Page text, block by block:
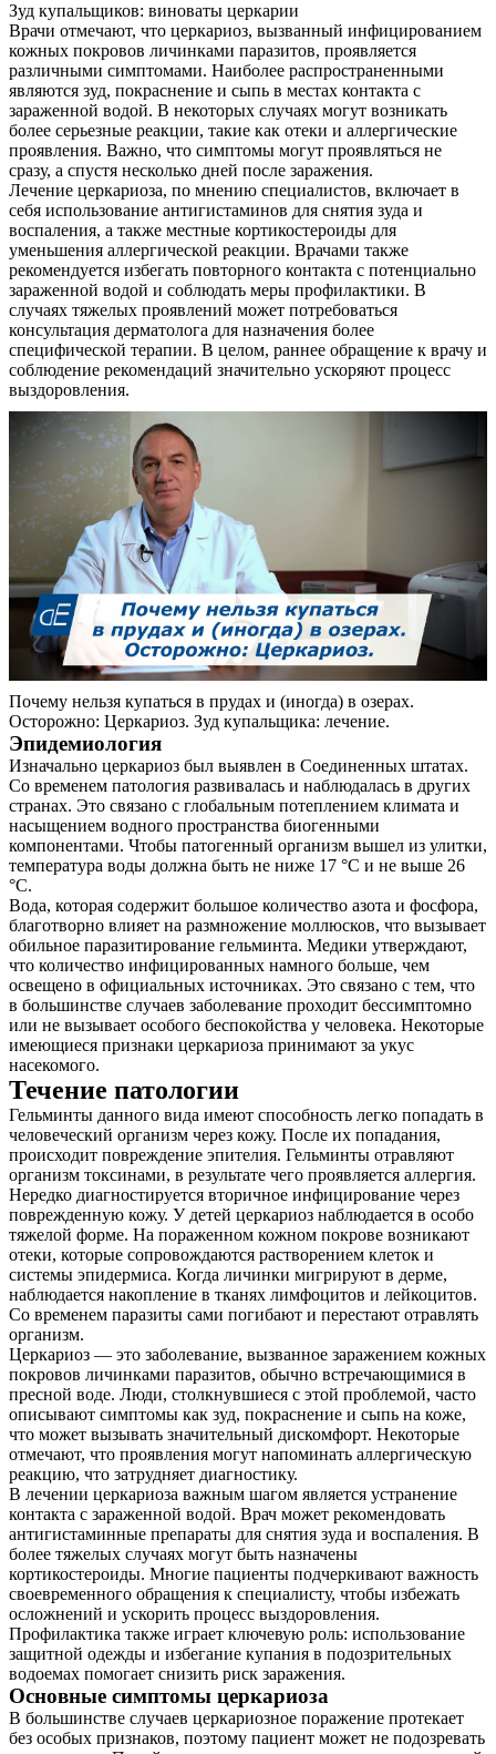
О нас
Услуги
Акции
Отзывы
Статьи
Контакты
Зуд купальщиков: виноваты церкарии
Врачи отмечают, что церкариоз, вызванный инфицированием
кожных покровов личинками паразитов, проявляется
различными симптомами. Наиболее распространенными
являются зуд, покраснение и сыпь в местах контакта с
зараженной водой. В некоторых случаях могут возникать
более серьезные реакции, такие как отеки и аллергические
проявления. Важно, что симптомы могут проявляться не
сразу, а спустя несколько дней после заражения.
Лечение церкариоза, по мнению специалистов, включает в
себя использование антигистаминов для снятия зуда и
воспаления, а также местные кортикостероиды для
уменьшения аллергической реакции. Врачами также
рекомендуется избегать повторного контакта с потенциально
зараженной водой и соблюдать меры профилактики. В
случаях тяжелых проявлений может потребоваться
консультация дерматолога для назначения более
специфической терапии. В целом, раннее обращение к врачу и
соблюдение рекомендаций значительно ускоряют процесс
выздоровления.
Почему нельзя купаться в прудах и (иногда) в озерах.
Осторожно: Церкариоз. Зуд купальщика: лечение.
Эпидемиология
Изначально церкариоз был выявлен в Соединенных штатах.
Со временем патология развивалась и наблюдалась в других
странах. Это связано с глобальным потеплением климата и
насыщением водного пространства биогенными
компонентами. Чтобы патогенный организм вышел из улитки,
температура воды должна быть не ниже 17 °C и не выше 26
°C.
Вода, которая содержит большое количество азота и фосфора,
благотворно влияет на размножение моллюсков, что вызывает
обильное паразитирование гельминта. Медики утверждают,
что количество инфицированных намного больше, чем
освещено в официальных источниках. Это связано с тем, что
в большинстве случаев заболевание проходит бессимптомно
или не вызывает особого беспокойства у человека. Некоторые
имеющиеся признаки церкариоза принимают за укус
насекомого.
Течение патологии
Гельминты данного вида имеют способность легко попадать в
человеческий организм через кожу. После их попадания,
происходит повреждение эпителия. Гельминты отравляют
организм токсинами, в результате чего проявляется аллергия.
Нередко диагностируется вторичное инфицирование через
поврежденную кожу. У детей церкариоз наблюдается в особо
тяжелой форме. На пораженном кожном покрове возникают
отеки, которые сопровождаются растворением клеток и
системы эпидермиса. Когда личинки мигрируют в дерме,
наблюдается накопление в тканях лимфоцитов и лейкоцитов.
Со временем паразиты сами погибают и перестают отравлять
организм.
Церкариоз — это заболевание, вызванное заражением кожных
покровов личинками паразитов, обычно встречающимися в
пресной воде. Люди, столкнувшиеся с этой проблемой, часто
описывают симптомы как зуд, покраснение и сыпь на коже,
что может вызывать значительный дискомфорт. Некоторые
отмечают, что проявления могут напоминать аллергическую
реакцию, что затрудняет диагностику.
В лечении церкариоза важным шагом является устранение
контакта с зараженной водой. Врач может рекомендовать
антигистаминные препараты для снятия зуда и воспаления. В
более тяжелых случаях могут быть назначены
кортикостероиды. Многие пациенты подчеркивают важность
своевременного обращения к специалисту, чтобы избежать
осложнений и ускорить процесс выздоровления.
Профилактика также играет ключевую роль: использование
защитной одежды и избегание купания в подозрительных
водоемах помогает снизить риск заражения.
Основные симптомы церкариоза
В большинстве случаев церкариозное поражение протекает
без особых признаков, поэтому пациент может не подозревать